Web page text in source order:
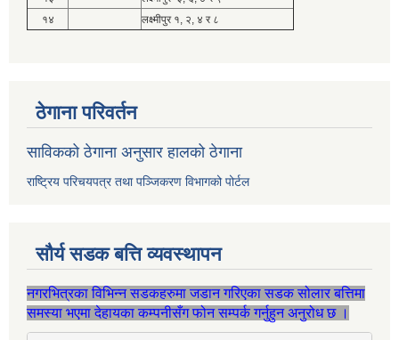
१४
लक्ष्मीपुर १, २, ४ र ८
ठेगाना परिवर्तन
साविकको ठेगाना अनुसार हालको ठेगाना
राष्ट्रिय परिचयपत्र तथा पञ्जिकरण विभागको पोर्टल
सौर्य सडक बत्ति व्यवस्थापन
नगरभित्रका विभिन्न सडकहरुमा जडान गरिएका सडक सोलार बत्तिमा
समस्या भएमा देहायका कम्पनीसँग फोन सम्पर्क गर्नुहुन अनुरोध छ ।